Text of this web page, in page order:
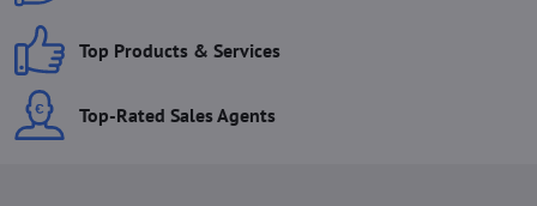
Top Products & Services
Top-Rated Sales Agents